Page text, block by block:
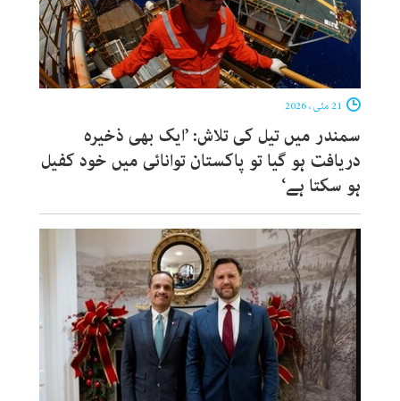
سمندر میں تیل کی تلاش: ’ایک بھی ذخیرہ
دریافت ہو گیا تو پاکستان توانائی میں خود کفیل
ہو سکتا ہے‘